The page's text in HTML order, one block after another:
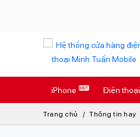
iPhone Điện thoại
Trang chủ Thông tin hay